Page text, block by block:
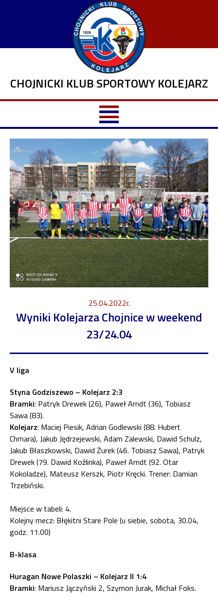
CHOJNICKI KLUB SPORTOWY KOLEJARZ
25.04.2022r.
Wyniki Kolejarza Chojnice w weekend
23/24.04
V liga
Styna Godziszewo – Kolejarz 2:3
Bramki: Patryk Drewek (26), Paweł Arndt (36), Tobiasz
Sawa (83).
Kolejarz: Maciej Piesik, Adrian Godlewski (88. Hubert
Chmara), Jakub Jędrzejewski, Adam Zalewski, Dawid Schulz,
Jakub Błaszkowski, Dawid Żurek (46. Tobiasz Sawa), Patryk
Drewek (79. Dawid Koźlinka), Paweł Arndt (92. Otar
Kokoladze), Mateusz Kerszk, Piotr Kręcki. Trener: Damian
Trzebiński.
Miejsce w tabeli: 4.
Kolejny mecz: Błękitni Stare Pole (u siebie, sobota, 30.04,
godz. 11.00)
B-klasa
Huragan Nowe Polaszki – Kolejarz II 1:4
Bramki: Mariusz Jączyński 2, Szymon Jurak, Michał Foks.